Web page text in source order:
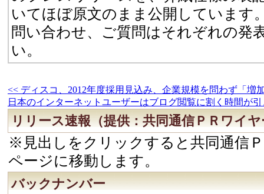
いてほぼ原文のまま公開しています
問い合わせ、ご質問はそれぞれの発
い。
<< ディスコ、2012年度採用見込み、企業規模を問わず「増
日本のインターネットユーザーはブログ閲覧に割く時間が
リリース速報（提供：共同通信ＰＲワイヤ
※見出しをクリックすると共同通信
ページに移動します。
バックナンバー